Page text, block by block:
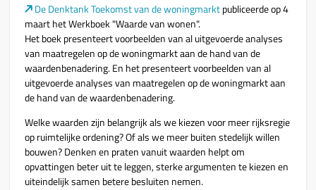
De Denktank Toekomst van de woningmarktpubliceerde op 4
maart het Werkboek "Waarde van wonen".
Het boek presenteert voorbeelden van al uitgevoerde analyses
van maatregelen op de woningmarkt aan de hand van de
waardenbenadering. En het presenteert voorbeelden van al
uitgevoerde analyses van maatregelen op de woningmarkt aan
de hand van de waardenbenadering.
Welke waarden zijn belangrijk als we kiezen voor meer rijksregie
op ruimtelijke ordening? Of als we meer buiten stedelijk willen
bouwen?Denken en praten vanuit waarden helpt om
opvattingen beter uit te leggen, sterke argumenten te kiezen en
uiteindelijk samen betere besluiten nemen.